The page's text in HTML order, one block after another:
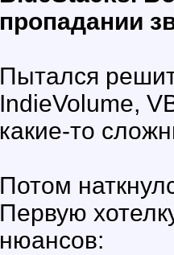
пропадании
Пытался
IndieVolume,
какие-то
Потом
Первую
нюансов: